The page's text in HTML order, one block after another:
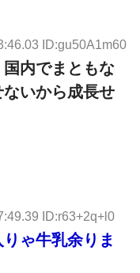
ID:gu50A1m60
内でまともな
いから成長せ
ID:r63+2q+l0
ゃ牛乳余りま